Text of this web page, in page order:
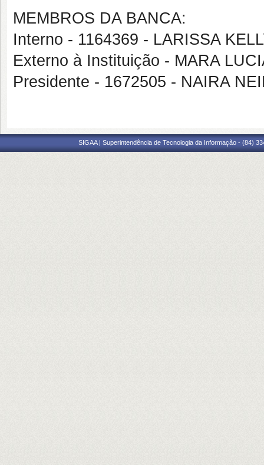
MEMBROS DA BANCA:
Interno - 1164369 - LARISSA
Externo à Instituição - MARA
Presidente - 1672505 - NAIRA
SIGAA | Superintendência de Tecnologia da Informação - (84)